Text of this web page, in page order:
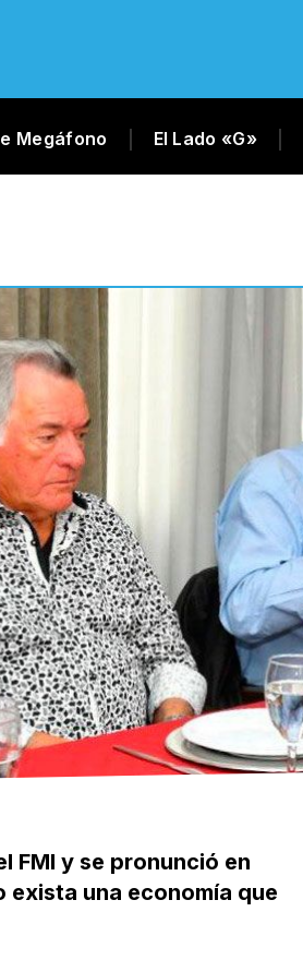
Megáfono El Lado «G»
FMI y se pronunció en
una economía que